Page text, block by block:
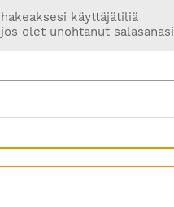
käyttäjätiliä
olet unohtanut salasanasi